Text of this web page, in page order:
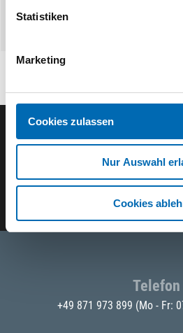
Statistiken
Marketing
Cookies zulassen
Nur Auswahl
Cookies
Der SEEFELDER
E-Mail eingeben
Telefon
+49 871 973 899 (Mo - Fr: